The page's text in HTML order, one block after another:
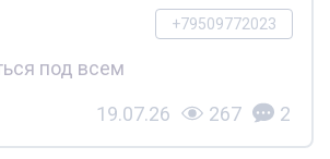
+79509772023
под всем
19.07.26 267 2